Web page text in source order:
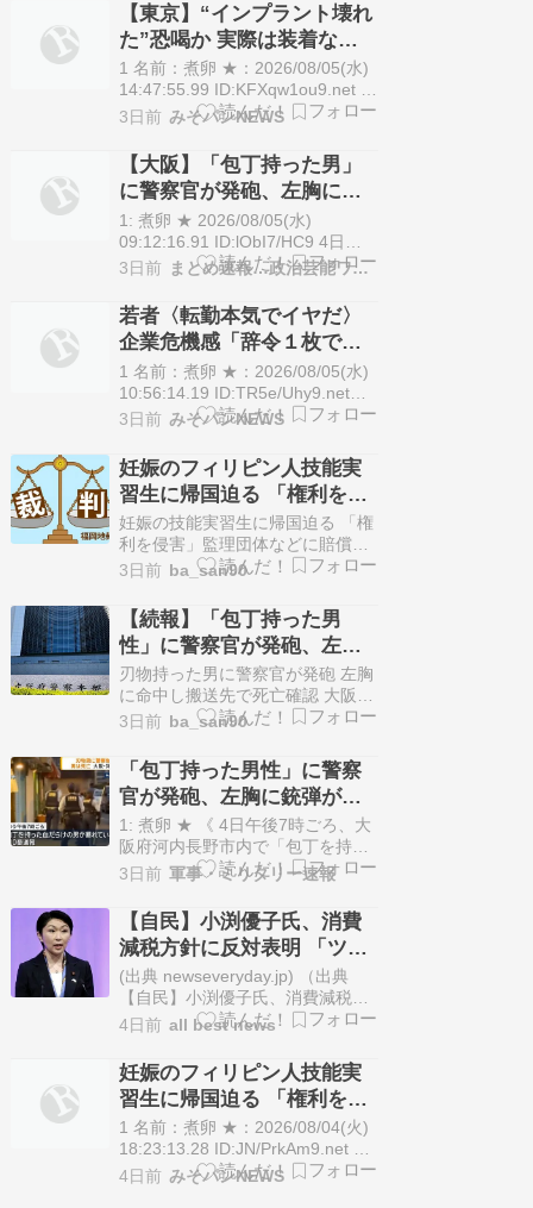
【東京】“インプラント壊れ
た”恐喝か 実際は装着なし
55歳男逮捕「100件で4000万
円得た」
1 名前：煮卵 ★：2026/08/05(水)
14:47:55.99 ID:KFXqw1ou9.net 東
京・千代田区の路上で見知らぬ男
どと因縁をつけ、現金60万円を脅
し取ったとして55歳の男が逮捕さ
れました。 会社員の武田和也容疑
者は6月、千代…
3日前 みそパンNEWS
【大阪】「包丁持った男」
に警察官が発砲、左胸に被
弾 その後男は自傷行為 病院
に運ばれ死亡★5
1: 煮卵 ★ 2026/08/05(水)
09:12:16.91 ID:lObI7/HC9 4日午
後7時ごろ、大阪府河内長野市内
が暴れている」と110番があっ
た。駆けつけた大阪府警の警察官
[…] The post 【大阪】「包丁持っ
た男」に警察官…
3日前 まとめ速報…政治芸能ワンダーランド
若者〈転勤本気でイヤだ〉
企業危機感「辞令１枚で行
ってもらえるとは思ってい
ない」手当１００万円も…
会社が働く場所を決める時
1 名前：煮卵 ★：2026/08/05(水)
10:56:14.19 ID:TR5e/Uhy9.net
(略) ◼長期雇用前提 幹部を育てる
経済成長期以降、日本企業の人材
育成や全国展開を支えてきた。各
地で経験を積み、会社の文化やノ
ウハウを共有す…
3日前 みそパンNEWS
妊娠のフィリピン人技能実
習生に帰国迫る 「権利を侵
害」監理団体などに314万円
賠償命令 福岡地裁
妊娠の技能実習生に帰国迫る 「権
利を侵害」監理団体などに賠償命
令 [福岡県] - 朝日新聞 妊娠の技能
監理団体などに賠償命令 [福岡県]
朝日新聞 (出典:朝日新聞) 関係機
関の責任を認めたのは画期的と…
（出典 妊娠のフィリピン人技能実
習生に帰国…
3日前 ba_san90
【続報】「包丁持った男
性」に警察官が発砲、左胸
に銃弾が命中し男性は死亡
大阪・河内長野
刃物持った男に警察官が発砲 左胸
に命中し搬送先で死亡確認 大阪府
警「発砲の要件満たしているが詳
newsdig.tbs.co.jp 刃物持った男に
警察官が発砲 左胸に命中し搬送先
で死亡確認 大阪府警「発砲の要件
満たしているが詳細は調査中」 大
阪…
3日前 ba_san90
「包丁持った男性」に警察
官が発砲、左胸に銃弾が命
中し男性は死亡…河内長野
市！
1: 煮卵 ★ 《 4日午後7時ごろ、大
阪府河内長野市内で「包丁を持っ
た血だらけの男性が暴れている」
阪府警の警察官が拳銃を発砲し、
男性に銃弾が命中。男性はその場
で公務執行妨害などの疑いで逮捕
されたが、搬送先の病院で死亡が
確認された。府警は男性の身元…
3日前 軍事・ミリタリー速報
【自民】小渕優子氏、消費
減税方針に反対表明 「ツケ
は次世代に」 「私が知って
いる税調の進め方ではな
い」 会合後 ★2 [煮卵★]
(出典 newseveryday.jp) （出典
【自民】小渕優子氏、消費減税方
針に反対表明 「ツケは次世代に」
はない」 会合後 ★2 [煮卵★]）1
煮卵 ★ ：2026/08/04(火)
10:03:31.77 ID:LJepudgB9自民
党…
4日前 all best news
妊娠のフィリピン人技能実
習生に帰国迫る 「権利を侵
害」監理団体などに314万円
賠償命令 福岡地裁
1 名前：煮卵 ★：2026/08/04(火)
18:23:13.28 ID:JN/PrkAm9.net 妊
娠を理由に退職や帰国を迫ったの
4日前 みそパンNEWS